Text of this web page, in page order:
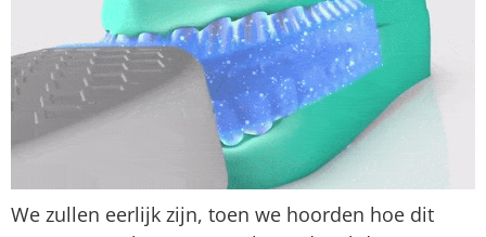
We zullen eerlijk zijn, toen we hoorden hoe dit